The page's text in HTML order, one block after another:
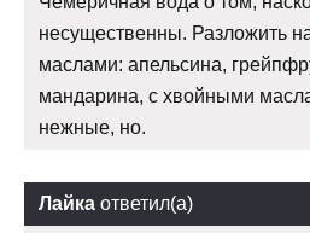
несущественны. Разложить
маслами: апельсина,
мандарина, с хвойными
нежные, но.
Лайка ответил(а)